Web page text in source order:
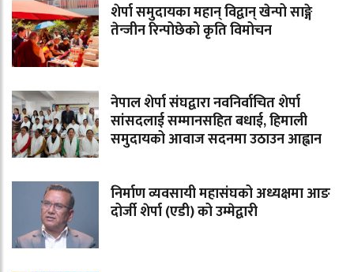
शेर्पा समुदायका महान् विद्वान् खेन्पो साङ्गे
तेन्जीन रिन्पोछेको कृति विमोचन
नेपाल शेर्पा संघद्वारा नवनिर्वाचित शेर्पा
सांसदलाई सम्मानसहित बधाई, हिमाली
समुदायको आवाज सदनमा उठाउन आह्वान
निर्माण व्यवसायी महासंघको अध्यक्षमा आङ
दोर्जी शेर्पा (एडी) को उम्मेद्वारी